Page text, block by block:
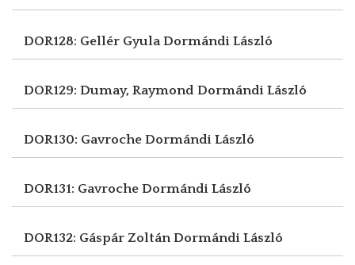
DOR128: Gellér GyulaDormándi László
DOR129: Dumay, Raymond Dormándi László
DOR130: Gavroche Dormándi László
DOR131: Gavroche Dormándi László
DOR132: Gáspár ZoltánDormándi László